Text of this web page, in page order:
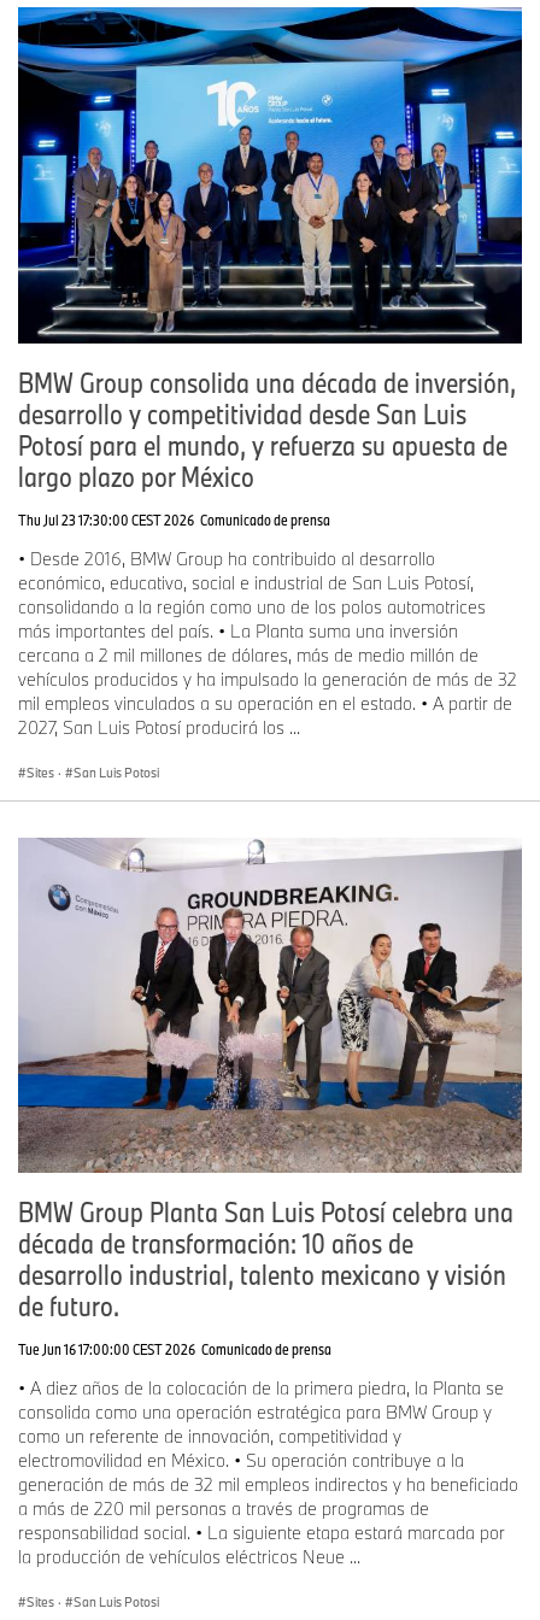
Varonil: Armando Orozco
El BMW Maratón Internacional Tangamanga 2026 cumplió
nuevamente su propósito de fomentar un estilo de vida saludable,
promover el uso recreativo de espacios públicos y fortalecer el
sentido de comunidad, consolidándose como una cita destacada
en el calendario deportivo nacional e internacional. Con su
participación y apoyo, BMW Group Planta San Luis Potosí
reafirmó su compromiso de largo plazo con la comunidad
potosina, impulsando iniciativas que promueven bienestar,
inclusión y desarrollo sostenible.
BMW Group consolida una década de inversión,
desarrollo y competitividad desde San Luis
Potosí para el mundo, y refuerza su apuesta de
largo plazo por México
Thu Jul 23 17:30:00 CEST 2026 Comunicado de prensa
• Desde 2016, BMW Group ha contribuido al desarrollo
económico, educativo, social e industrial de San Luis Potosí,
consolidando a la región como uno de los polos automotrices
más importantes del país. • La Planta suma una inversión
cercana a 2 mil millones de dólares, más de medio millón de
vehículos producidos y ha impulsado la generación de más de 32
mil empleos vinculados a su operación en el estado. • A partir de
2027, San Luis Potosí producirá los ...
Sites · San Luis Potosi
BMW Group Planta San Luis Potosí celebra una
década de transformación: 10 años de
desarrollo industrial, talento mexicano y visión
de futuro.
Tue Jun 16 17:00:00 CEST 2026 Comunicado de prensa
• A diez años de la colocación de la primera piedra, la Planta se
consolida como una operación estratégica para BMW Group y
como un referente de innovación, competitividad y
electromovilidad en México. • Su operación contribuye a la
generación de más de 32 mil empleos indirectos y ha beneficiado
a más de 220 mil personas a través de programas de
responsabilidad social. • La siguiente etapa estará marcada por
la producción de vehículos eléctricos Neue ...
Sites · San Luis Potosi